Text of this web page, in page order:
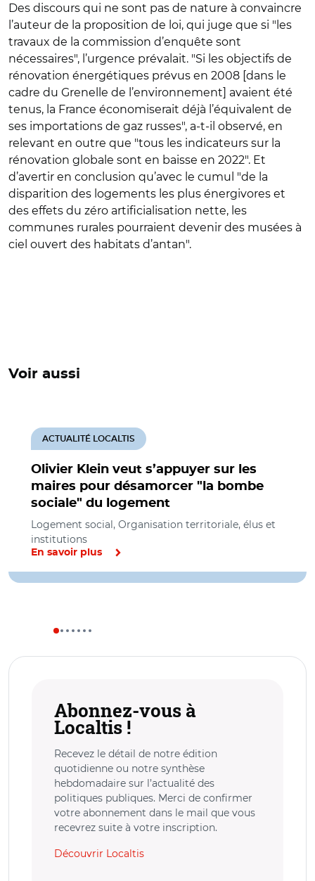
Des discours qui ne sont pas de nature à convaincre
l’auteur de la proposition de loi, qui juge que si "les
travaux de la commission d’enquête sont
nécessaires", l’urgence prévalait. "Si les objectifs de
rénovation énergétiques prévus en 2008 [dans le
cadre du Grenelle de l’environnement] avaient été
tenus, la France économiserait déjà l’équivalent de
ses importations de gaz russes", a-t-il observé, en
relevant en outre que "tous les indicateurs sur la
rénovation globale sont en baisse en 2022". Et
d’avertir en conclusion qu’avec le cumul "de la
disparition des logements les plus énergivores et
des effets du zéro artificialisation nette, les
communes rurales pourraient devenir des musées à
ciel ouvert des habitats d’antan".
Voir aussi
Olivier Klein veut s’appuyer sur les
maires pour désamorcer "la bombe
sociale" du logement
ACTUALITÉ LOCALTIS
Logement social, Organisation territoriale, élus et
institutions
En savoir plus
Abonnez-vous à
Localtis !
Recevez le détail de notre édition
quotidienne ou notre synthèse
hebdomadaire sur l’actualité des
politiques publiques. Merci de confirmer
votre abonnement dans le mail que vous
recevrez suite à votre inscription.
Découvrir Localtis